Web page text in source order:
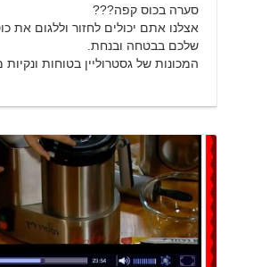
סערה בכוס קפה???
אצלנו אתם יכולים לחזור וללגום את
שלכם בבטחה ובנחת.
המכונות של גסטרוליין בטוחות ונקיות
קרא עוד